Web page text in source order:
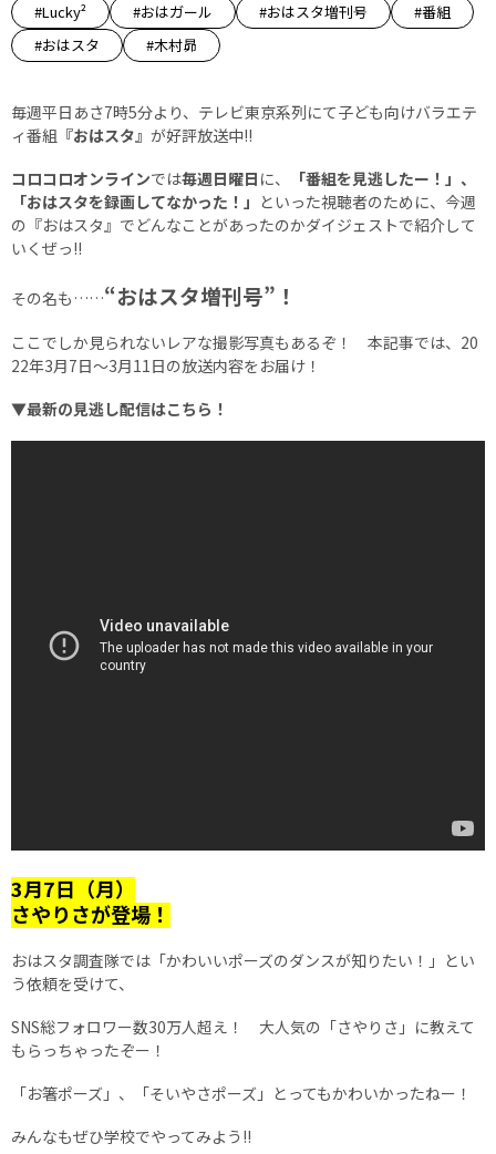
#Lucky² #おはガール #おはスタ増刊号
#番組
#おはスタ
#木村昴
毎週平日あさ7時5分より、テレビ東京系列にて子ども向けバラエテ
ィ番組 『おはスタ』 が好評放送中!!
コロコロオンラインでは毎週日曜日 に、
「番組を見逃したー！」、
「おはスタを録画してなかった！」 といった視聴者のために、今週
の『おはスタ』でどんなことがあったのかダイジェストで紹介して
いくぜっ!!
その名も……“おはスタ増刊号”！
ここでしか見られないレアな撮影写真もあるぞ！ 本記事では、20
22年3月7日～3月11日の放送内容をお届け！
▼最新の見逃し配信はこちら！
3月7日（月）
さやりさが登場！
おはスタ調査隊では「かわいいポーズのダンスが知りたい！」とい
う依頼を受けて、
SNS総フォロワー数30万人超え！ 大人気の「さやりさ」に教えて
もらっちゃったぞー！
「お箸ポーズ」、「そいやさポーズ」とってもかわいかったねー！
みんなもぜひ学校でやってみよう!!